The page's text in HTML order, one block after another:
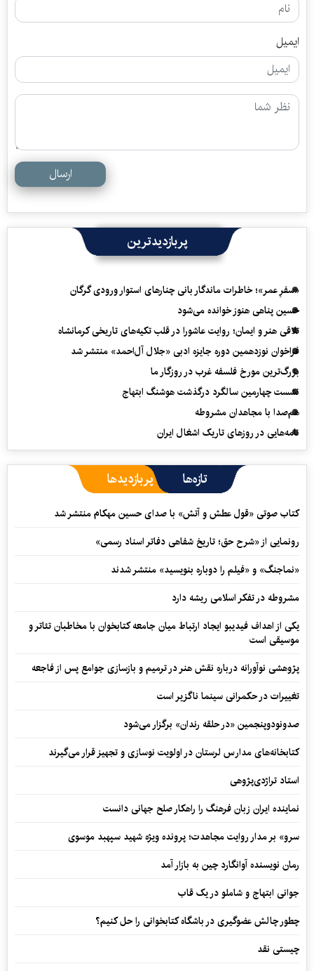
ایمیل
ارسال
پربازدیدترین
«سفرِ عمر»؛ خاطرات ماندگار بانی چنارهای استوار ورودی گرگان
حسین پناهی هنوز خوانده می‌شود
تلاقی هنر و ایمان؛ روایت عاشورا در قلب تکیه‌های تاریخی کرمانشاه
فراخوان نوزدهمین دوره جایزه ادبی «جلال آل‌احمد» منتشر شد
بزرگ‌ترین مورخ فلسفه غرب در روزگار ما
نشست چهارمین سالگرد درگذشت هوشنگ ابتهاج
هم‌صدا با مجاهدان مشروطه
نامه‌هایی در روزهای تاریک اشغال ایران
تازه‌ها پربازدیدها
کتاب صوتی «قول عطش و آتش» با صدای حسین مهکام منتشر شد
رونمایی از «شرح حق؛ تاریخ شفاهی دفاتر اسناد رسمی»
«نماجنگ» و «فیلم را دوباره بنویسید» منتشر شدند
مشروطه در تفکر اسلامی ریشه دارد
یکی از اهداف فیدیبو ایجاد ارتباط میان جامعه کتابخوان با مخاطبان تئاتر و
موسیقی است
پژوهشی نوآورانه درباره نقش هنر در ترمیم و بازسازی جوامع پس از فاجعه
تغییرات در حکمرانی سینما ناگزیر است
صدونودوپنجمین «در حلقه رندان» برگزار می‌شود
کتابخانه‌های مدارس لرستان در اولویت نوسازی و تجهیز قرار می‌گیرند
استاد تراژدی‌پژوهی
نماینده ایران زبان فرهنگ را راهکار صلح جهانی دانست
سرو» بر مدار روایت مجاهدت؛ پرونده ویژه شهید سپهبد موسوی
رمان نویسنده آوانگارد چین به بازار آمد
جوانی ابتهاج و شاملو در یک قاب
چطور چالش عضوگیری در باشگاه کتابخوانی را حل کنیم؟
چیستی نقد